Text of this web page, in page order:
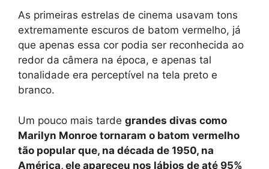
As primeiras estrelas de cinema usavam tons
extremamente escuros de batom vermelho, já
que apenas essa cor podia ser reconhecida ao
redor da câmera na época, e apenas tal
tonalidade era perceptível na tela preto e
branco.
Um pouco mais tarde grandes divas como
Marilyn Monroe tornaram o batom vermelho
tão popular que, na década de 1950, na
América, ele apareceu nos lábios de até 95%